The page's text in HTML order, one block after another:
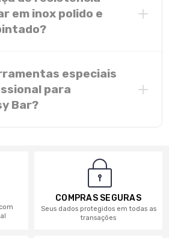
em inox polido e
teor de cromo, brilho
à corrosão natural.
robusto e protegido pela
preta; riscos profundos
especiais
para
Bar?
COMPRAS SEGURAS
Seus dados protegidos em todas as
transações